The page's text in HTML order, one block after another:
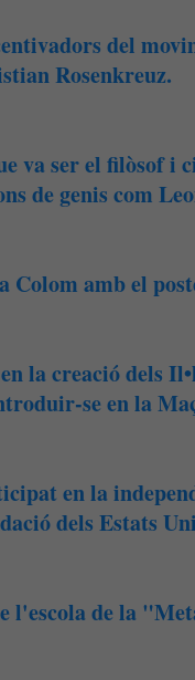
del
Rosenkreuz.
va ser el filòsof i
de genis com
Colom amb el
la creació dels
se en la
en la
dels Estats
l'escola de la